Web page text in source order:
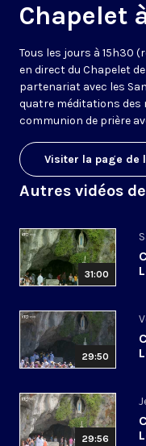
Chapelet
Tous les jours à 15h30
en direct du Chapelet
partenariat avec les
quatre méditations des
communion de prière
Visiter la page de
Autres vidéos
31:00
29:50
29:56